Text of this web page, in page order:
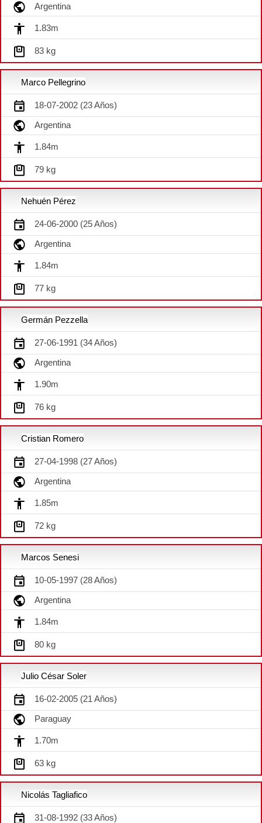
Argentina
1.83m
83 kg
Marco Pellegrino
18-07-2002 (23 Años)
Argentina
1.84m
79 kg
Nehuén Pérez
24-06-2000 (25 Años)
Argentina
1.84m
77 kg
Germán Pezzella
27-06-1991 (34 Años)
Argentina
1.90m
76 kg
Cristian Romero
27-04-1998 (27 Años)
Argentina
1.85m
72 kg
Marcos Senesi
10-05-1997 (28 Años)
Argentina
1.84m
80 kg
Julio César Soler
16-02-2005 (21 Años)
Paraguay
1.70m
63 kg
Nicolás Tagliafico
31-08-1992 (33 Años)